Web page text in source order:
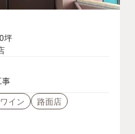
坪
事
イン
路面店